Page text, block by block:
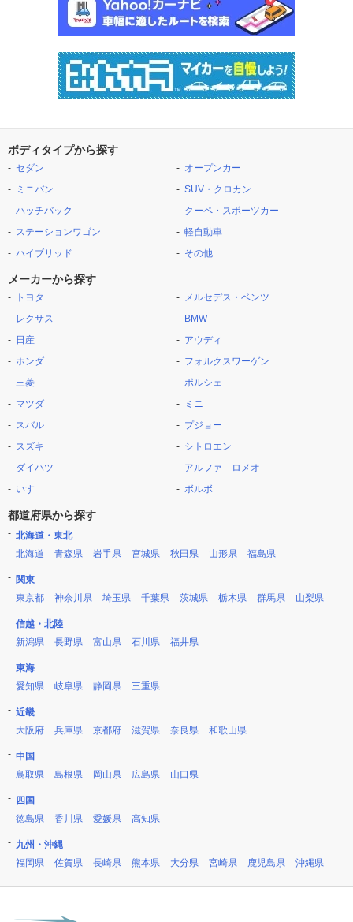
ボディタイプから探す
セダン
ミニバン
ハッチバック
ステーションワゴン
ハイブリッド
オープンカー
SUV・クロカン
クーペ・スポーツカー
軽自動車
その他
メーカーから探す
トヨタ
レクサス
日産
ホンダ
三菱
マツダ
スバル
スズキ
ダイハツ
いすゞ
メルセデス・ベンツ
BMW
アウディ
フォルクスワーゲン
ポルシェ
ミニ
プジョー
シトロエン
アルファ ロメオ
ボルボ
都道府県から探す
北海道・東北
北海道
青森県 岩手県 宮城県 秋田県 山形県 福島県
関東
東京都
神奈川県 埼玉県 千葉県 茨城県 栃木県 群馬県 山梨県
信越・北陸
新潟県
長野県 富山県 石川県 福井県
東海
愛知県
岐阜県 静岡県 三重県
近畿
大阪府
兵庫県 京都府 滋賀県 奈良県 和歌山県
中国
鳥取県
島根県 岡山県 広島県 山口県
四国
徳島県
香川県 愛媛県 高知県
九州・沖縄
福岡県
佐賀県 長崎県 熊本県 大分県 宮崎県 鹿児島県 沖縄県